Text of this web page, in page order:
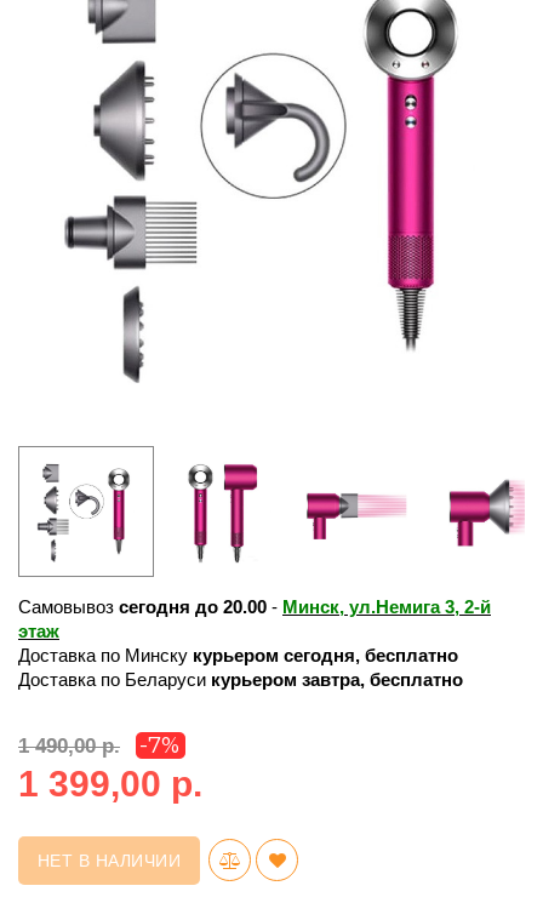
Самовывоз сегодня до 20.00 - Минск, ул.Немига 3, 2-й
этаж
Доставка по Минску курьером сегодня, бесплатно
Доставка по Беларуси курьером завтра, бесплатно
1 490,00 р. -7%
1 399,00 р.
НЕТ В НАЛИЧИИ